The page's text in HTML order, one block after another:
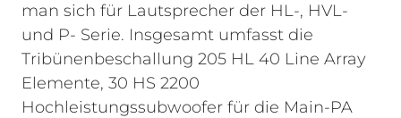
man sich für Lautsprecher der HL-, HVL-
und P- Serie. Insgesamt umfasst die
Tribünenbeschallung 205 HL 40 Line Array
Elemente, 30 HS 2200
Hochleistungssubwoofer für die Main-PA